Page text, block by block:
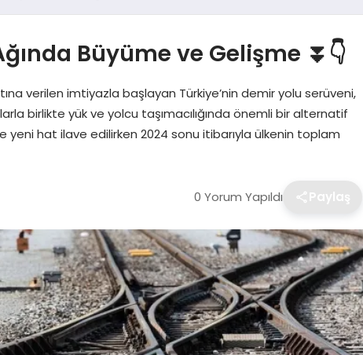
Büyüme ve Gelişme ⏬👇
verilen imtiyazla başlayan Türkiye’nin demir yolu serüveni,
birlikte yük ve yolcu taşımacılığında önemli bir alternatif
yeni hat ilave edilirken 2024 sonu itibarıyla ülkenin toplam
0 Yorum Yapıldı Paylaş